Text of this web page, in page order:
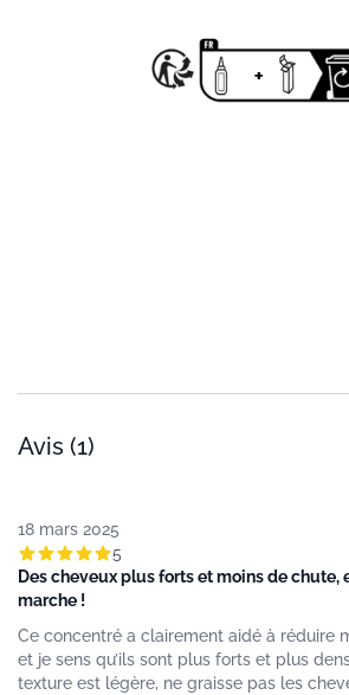
Avis (1)
18 mars 2025
5
Des cheveux plus forts et moins de chute,
marche !
Ce concentré a clairement aidé à réduire
et je sens qu’ils sont plus forts et plus
texture est légère, ne graisse pas les